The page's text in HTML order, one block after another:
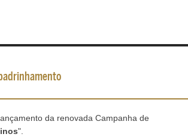
da renovada Campanha de
".